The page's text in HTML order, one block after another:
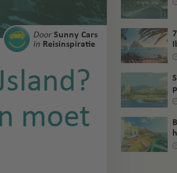
DoorSunny Cars
inReisinspiratie
moet